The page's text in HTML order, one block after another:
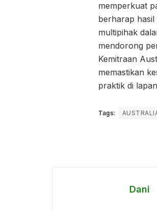
memperkuat
berharap hasil
multipihak
mendorong
Kemitraan
memastikan
praktik di
Tags:
Dani